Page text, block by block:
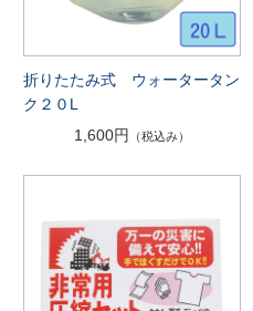
折りたたみ式 ウォータータン
ク２０L
1,600円
（税込み）